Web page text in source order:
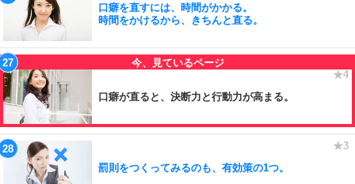
口癖を直すには、時間がかかる。
時間をかけるから、きちんと直る。
口癖が直ると、決断力と行動力が高まる。
罰則をつくってみるのも、有効策の1つ。